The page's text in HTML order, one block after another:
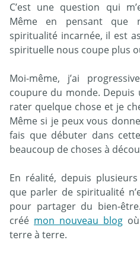
C’est une question qui
Même en pensant que
spiritualité incarnée, il est
spirituelle nous coupe plus
Moi-même, j’ai
coupure du monde. Depuis
rater quelque chose et je
Même si je peux vous
fais que débuter dans
beaucoup de choses à
En réalité, depuis
que parler de spiritualité
pour partager du bien-
créé mon nouveau blog
terre à terre.